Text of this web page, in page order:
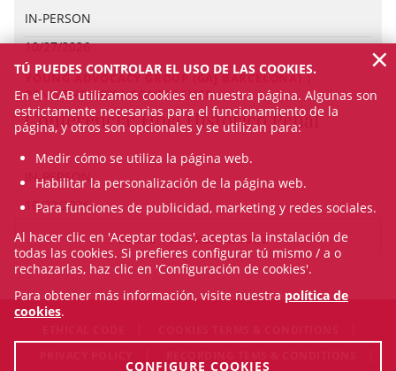
IN-PERSON
10/27/2026
YOUNG ADVOCACY GROUP (GAJ BARCELONA) |
PENITENTIARY | CONFERENCE
Conferencia: Hoja Histórico Penal
IN-PERSON
10/22/2026
VEURE TOTS ELS CURSOS
TÚ PUEDES CONTROLAR EL USO DE LAS COOKIES.
En el ICAB utilizamos cookies en nuestra página. Algunas son
estrictamente necesarias para el funcionamiento de la
página, y otros son opcionales y se utilizan para:
Medir cómo se utiliza la página web.
Habilitar la personalización de la página web.
Para funciones de publicidad, marketing y redes sociales.
Al hacer clic en 'Aceptar todas', aceptas la instalación de
todas las cookies. Si prefieres configurar tú mismo / a o
rechazarlas, haz clic en 'Configuración de cookies'.
Para obtener más información, visite nuestra política de
cookies.
CONFIGURE COOKIES
×